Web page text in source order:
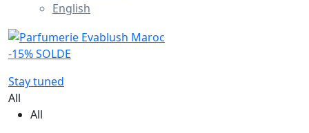
English
-15% SOLDE
Stay tuned
All
All